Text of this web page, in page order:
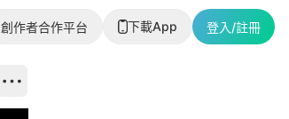
創作者合作平台 下載App 登入/註冊